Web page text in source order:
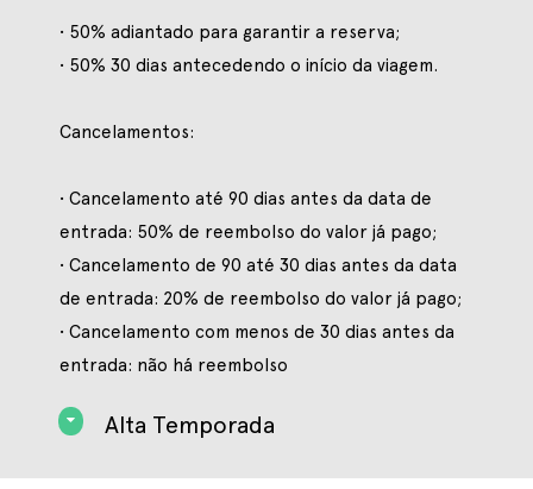
• 50% adiantado para garantir a reserva;
• 50% 30 dias antecedendo o início da viagem.
Cancelamentos:
• Cancelamento até 90 dias antes da data de
entrada: 50% de reembolso do valor já pago;
• Cancelamento de 90 até 30 dias antes da data
de entrada: 20% de reembolso do valor já pago;
• Cancelamento com menos de 30 dias antes da
entrada: não há reembolso
Alta Temporada